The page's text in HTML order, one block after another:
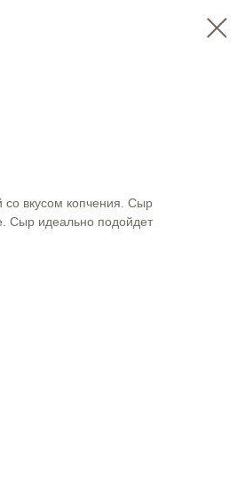
вкусом копчения. Сыр
Сыр идеально подойдет